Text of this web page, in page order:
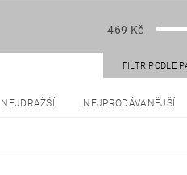
469 Kč
FILTR PODLE
NEJDRAŽŠÍ NEJPRODÁVANĚJŠÍ